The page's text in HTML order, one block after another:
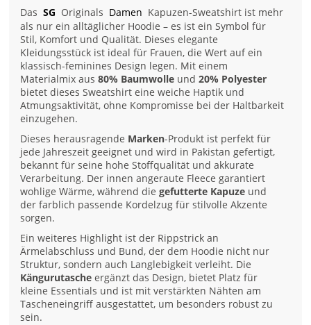
Das SG Originals Damen Kapuzen-Sweatshirt ist mehr
als nur ein alltäglicher Hoodie – es ist ein Symbol für
Stil, Komfort und Qualität. Dieses elegante
Kleidungsstück ist ideal für Frauen, die Wert auf ein
klassisch-feminines Design legen. Mit einem
Materialmix aus80% Baumwolle und20% Polyester
bietet dieses Sweatshirt eine weiche Haptik und
Atmungsaktivität, ohne Kompromisse bei der Haltbarkeit
einzugehen.
Dieses herausragende Marken-Produkt ist perfekt für
jede Jahreszeit geeignet und wird in Pakistan gefertigt,
bekannt für seine hohe Stoffqualität und akkurate
Verarbeitung. Der innen angeraute Fleece garantiert
wohlige Wärme, während diegefutterte Kapuze und
der farblich passende Kordelzug für stilvolle Akzente
sorgen.
Ein weiteres Highlight ist der Rippstrick an
Ärmelabschluss und Bund, der dem Hoodie nicht nur
Struktur, sondern auch Langlebigkeit verleiht. Die
Kängurutasche ergänzt das Design, bietet Platz für
kleine Essentials und ist mit verstärkten Nähten am
Tascheneingriff ausgestattet, um besonders robust zu
sein.